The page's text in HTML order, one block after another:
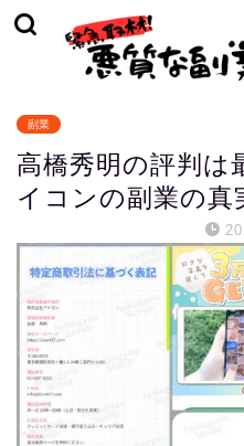
副業
高橋秀明の評判は
イコンの副業の真